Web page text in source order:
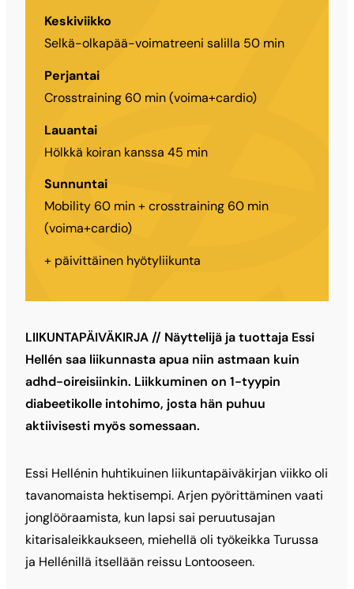
Keskiviikko
Selkä-olkapää-voimatreeni salilla 50 min
Perjantai
Crosstraining 60 min (voima+cardio)
Lauantai
Hölkkä koiran kanssa 45 min
Sunnuntai
Mobility 60 min + crosstraining 60 min
(voima+cardio)
+ päivittäinen hyötyliikunta
LIIKUNTAPÄIVÄKIRJA // Näyttelijä ja tuottaja Essi
Hellén saa liikunnasta apua niin astmaan kuin
adhd-oireisiinkin. Liikkuminen on 1-tyypin
diabeetikolle intohimo, josta hän puhuu
aktiivisesti myös somessaan.
Essi Hellénin huhtikuinen liikuntapäiväkirjan viikko oli
tavanomaista hektisempi. Arjen pyörittäminen vaati
jonglööraamista, kun lapsi sai peruutusajan
kitarisaleikkaukseen, miehellä oli työkeikka Turussa
ja Hellénillä itsellään reissu Lontooseen.